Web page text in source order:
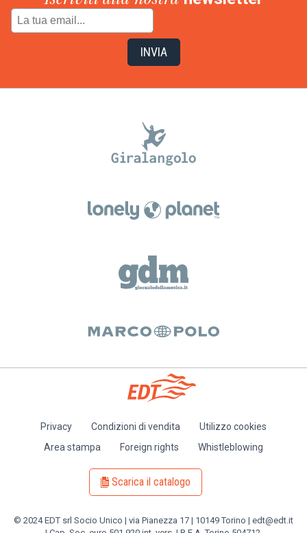
Privacy Condizioni di vendita
Utilizzo cookies
Area stampa
Foreign rights Whistleblowing
Scarica il catalogo
© 2024 EDT srl Socio Unico | via Pianezza 17 | 10149 Torino | edt@edt.it